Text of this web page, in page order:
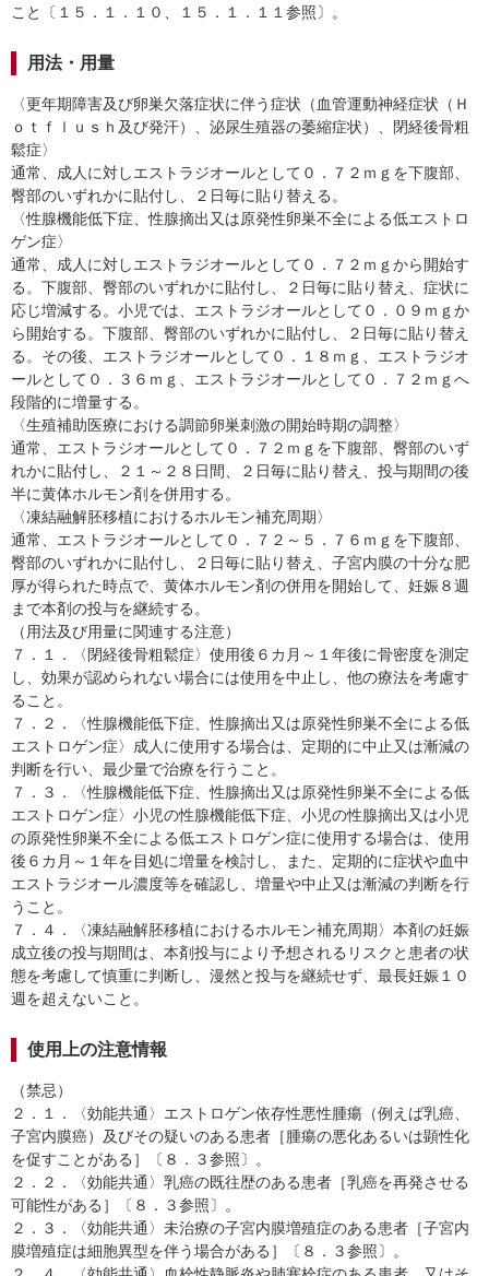
こと〔１５．１．１０、１５．１．１１参照〕。
用法・用量
〈更年期障害及び卵巣欠落症状に伴う症状（血管運動神経症状（Ｈ
ｏｔｆｌｕｓｈ及び発汗）、泌尿生殖器の萎縮症状）、閉経後骨粗
鬆症〉
通常、成人に対しエストラジオールとして０．７２ｍｇを下腹部、
臀部のいずれかに貼付し、２日毎に貼り替える。
〈性腺機能低下症、性腺摘出又は原発性卵巣不全による低エストロ
ゲン症〉
通常、成人に対しエストラジオールとして０．７２ｍｇから開始す
る。下腹部、臀部のいずれかに貼付し、２日毎に貼り替え、症状に
応じ増減する。小児では、エストラジオールとして０．０９ｍｇか
ら開始する。下腹部、臀部のいずれかに貼付し、２日毎に貼り替え
る。その後、エストラジオールとして０．１８ｍｇ、エストラジオ
ールとして０．３６ｍｇ、エストラジオールとして０．７２ｍｇへ
段階的に増量する。
〈生殖補助医療における調節卵巣刺激の開始時期の調整〉
通常、エストラジオールとして０．７２ｍｇを下腹部、臀部のいず
れかに貼付し、２１～２８日間、２日毎に貼り替え、投与期間の後
半に黄体ホルモン剤を併用する。
〈凍結融解胚移植におけるホルモン補充周期〉
通常、エストラジオールとして０．７２～５．７６ｍｇを下腹部、
臀部のいずれかに貼付し、２日毎に貼り替え、子宮内膜の十分な肥
厚が得られた時点で、黄体ホルモン剤の併用を開始して、妊娠８週
まで本剤の投与を継続する。
（用法及び用量に関連する注意）
７．１．〈閉経後骨粗鬆症〉使用後６カ月～１年後に骨密度を測定
し、効果が認められない場合には使用を中止し、他の療法を考慮す
ること。
７．２．〈性腺機能低下症、性腺摘出又は原発性卵巣不全による低
エストロゲン症〉成人に使用する場合は、定期的に中止又は漸減の
判断を行い、最少量で治療を行うこと。
７．３．〈性腺機能低下症、性腺摘出又は原発性卵巣不全による低
エストロゲン症〉小児の性腺機能低下症、小児の性腺摘出又は小児
の原発性卵巣不全による低エストロゲン症に使用する場合は、使用
後６カ月～１年を目処に増量を検討し、また、定期的に症状や血中
エストラジオール濃度等を確認し、増量や中止又は漸減の判断を行
うこと。
７．４．〈凍結融解胚移植におけるホルモン補充周期〉本剤の妊娠
成立後の投与期間は、本剤投与により予想されるリスクと患者の状
態を考慮して慎重に判断し、漫然と投与を継続せず、最長妊娠１０
週を超えないこと。
使用上の注意情報
（禁忌）
２．１．〈効能共通〉エストロゲン依存性悪性腫瘍（例えば乳癌、
子宮内膜癌）及びその疑いのある患者［腫瘍の悪化あるいは顕性化
を促すことがある］〔８．３参照〕。
２．２．〈効能共通〉乳癌の既往歴のある患者［乳癌を再発させる
可能性がある］〔８．３参照〕。
２．３．〈効能共通〉未治療の子宮内膜増殖症のある患者［子宮内
膜増殖症は細胞異型を伴う場合がある］〔８．３参照〕。